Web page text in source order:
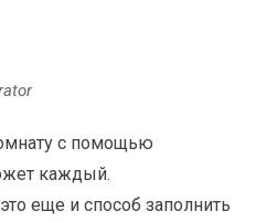
с помощью
каждый.
еще и способ заполнить